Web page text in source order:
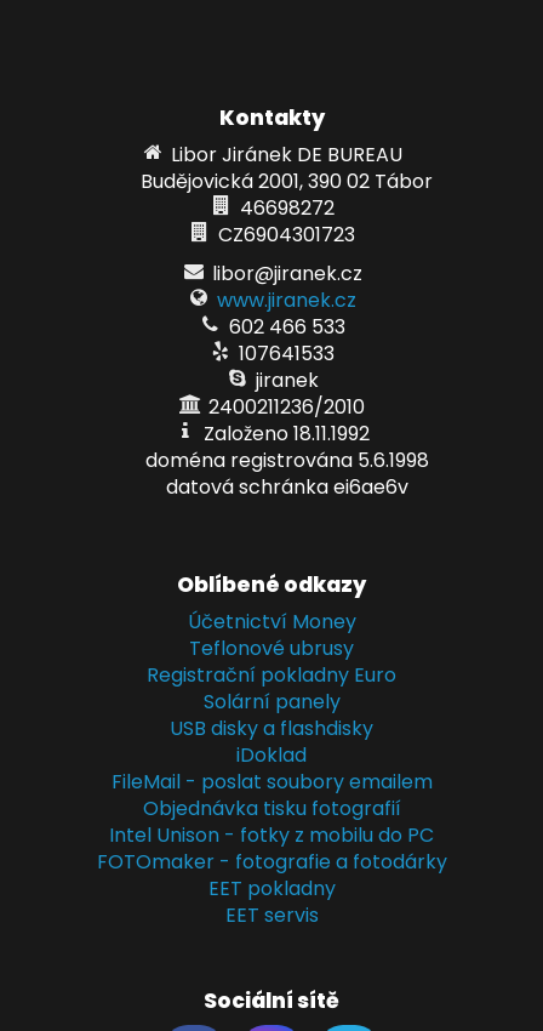
Kontakty
Libor Jiránek DE BUREAU
Budějovická 2001, 390 02 Tábor
46698272
CZ6904301723
libor@jiranek.cz
www.jiranek.cz
602 466 533
107641533
jiranek
2400211236/2010
Založeno 18.11.1992
doména registrována 5.6.1998
datová schránka ei6ae6v
Oblíbené odkazy
Účetnictví Money
Teflonové ubrusy
Registrační pokladny Euro
Solární panely
USB disky a flashdisky
iDoklad
FileMail - poslat soubory emailem
Objednávka tisku fotografií
Intel Unison - fotky z mobilu do PC
FOTOmaker - fotografie a fotodárky
EET pokladny
EET servis
Sociální sítě